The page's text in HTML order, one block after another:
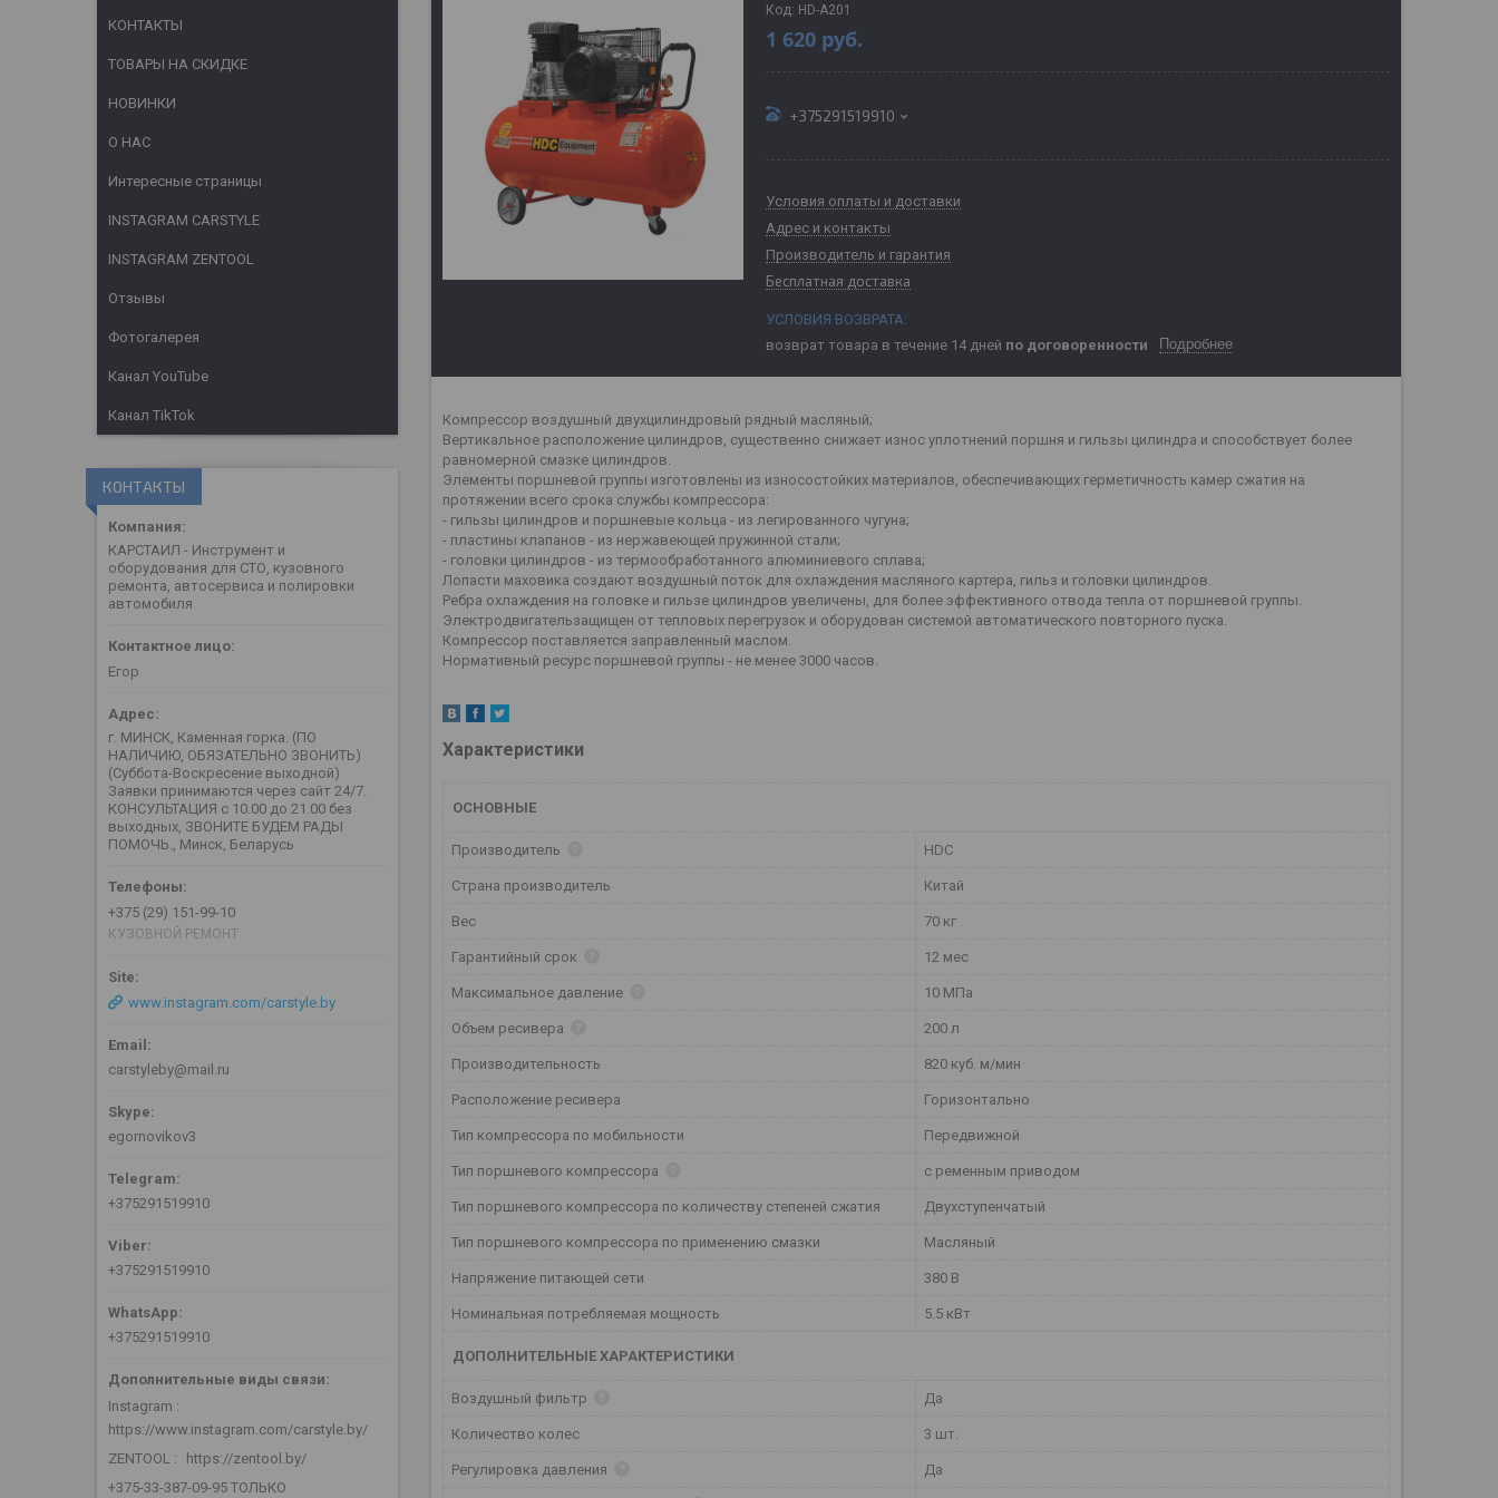
Код: HD-A201
1 620 руб.
+375291519910
Условия оплаты и доставки
Адрес и контакты
Производитель и гарантия
Бесплатная доставка
возврат товара в течение 14 дней по договоренности Подробнее
Компрессор воздушный двухцилиндровый рядный масляный;
Вертикальное расположение цилиндров, существенно снижает износ уплотнений поршня и гильзы цилиндра и способствует более
равномерной смазке цилиндров.
Элементы поршневой группы изготовлены из износостойких материалов, обеспечивающих герметичность камер сжатия на
протяжении всего срока службы компрессора:
- гильзы цилиндров и поршневые кольца - из легированного чугуна;
- пластины клапанов - из нержавеющей пружинной стали;
- головки цилиндров - из термообработанного алюминиевого сплава;
Лопасти маховика создают воздушный поток для охлаждения масляного картера, гильз и головки цилиндров.
Ребра охлаждения на головке и гильзе цилиндров увеличены, для более эффективного отвода тепла от поршневой группы.
Электродвигательзащищен от тепловых перегрузок и оборудован системой автоматического повторного пуска.
Компрессор поставляется заправленный маслом.
Нормативный ресурс поршневой группы - не менее 3000 часов.
Характеристики
ОСНОВНЫЕ
Производитель HDC
Страна производитель Китай
Вес 70 кг
Гарантийный срок 12 мес
Максимальное давление 10 МПа
Объем ресивера 200 л
Производительность 820 куб. м/мин
Расположение ресивера Горизонтально
Тип компрессора по мобильности Передвижной
Тип поршневого компрессора с ременным приводом
Тип поршневого компрессора по количеству степеней сжатия Двухступенчатый
Тип поршневого компрессора по применению смазки Масляный
Напряжение питающей сети 380 В
Номинальная потребляемая мощность 5.5 кВт
ДОПОЛНИТЕЛЬНЫЕ ХАРАКТЕРИСТИКИ
Воздушный фильтр Да
Количество колес 3 шт.
Регулировка давления Да
КОНТАКТЫ
ТОВАРЫ НА СКИДКЕ
НОВИНКИ
О НАС
Интересные страницы
INSTAGRAM CARSTYLE
INSTAGRAM ZENTOOL
Отзывы
Фотогалерея
Канал YouTube
Канал TikTok
КОНТАКТЫ
КАРСТАИЛ - Инструмент и
оборудования для СТО, кузовного
ремонта, автосервиса и полировки
автомобиля
Егор
г. МИНСК, Каменная горка. (ПО
НАЛИЧИЮ, ОБЯЗАТЕЛЬНО ЗВОНИТЬ)
(Суббота-Воскресение выходной)
Заявки принимаются через сайт 24/7.
КОНСУЛЬТАЦИЯ с 10.00 до 21.00 без
выходных, ЗВОНИТЕ БУДЕМ РАДЫ
ПОМОЧЬ., Минск, Беларусь
+375 (29) 151-99-10
КУЗОВНОЙ РЕМОНТ
www.instagram.com/carstyle.by
carstyleby@mail.ru
egornovikov3
+375291519910
+375291519910
+375291519910
Instagram
https://www.instagram.com/carstyle.by/
ZENTOOL
https://zentool.by/
+375-33-387-09-95 ТОЛЬКО